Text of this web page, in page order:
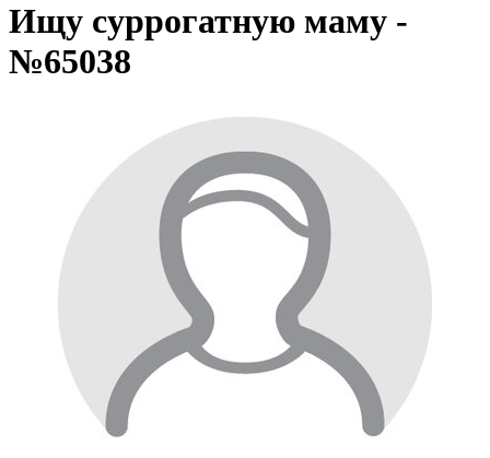
Ищу суррогатную маму -
№65038